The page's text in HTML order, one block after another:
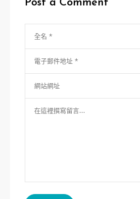
Post a Comment